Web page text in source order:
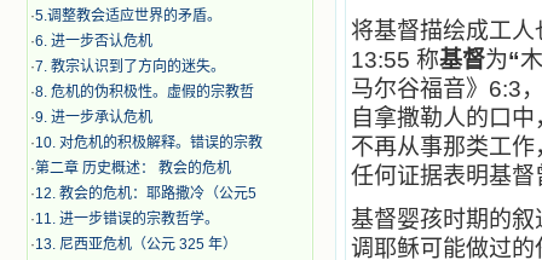
·5.调整教会适应世界的矛盾。
·6. 进一步否认危机
·7. 教宗认识到了方向的迷失。
·8. 危机的伪积极性。虚假的宗教哲
·9. 进一步承认危机
·10. 对危机的积极解释。错误的宗教
·第二章 历史概述： 教会的危机
·12. 教会的危机：耶路撒冷（公元5
·11. 进一步错误的宗教哲学。
·13. 尼西亚危机（公元 325 年）
将基督描绘成工
13:55 称基督为“
马尔谷福音》6:3
自拿撒勒人的口
不再从事那类工
任何证据表明基
基督婴孩时期的
调耶稣可能做过